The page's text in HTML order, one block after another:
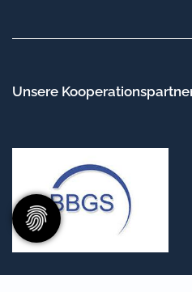
Unsere